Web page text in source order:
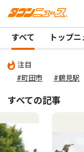
すべて トップニ
注目
#町田市
#鶴見駅
すべての記事